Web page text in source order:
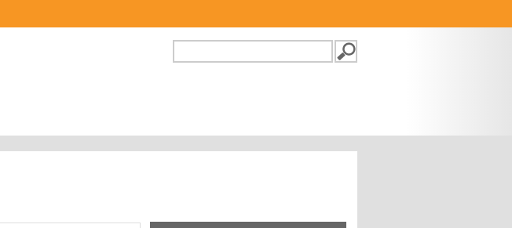
FORMULAIRE DE